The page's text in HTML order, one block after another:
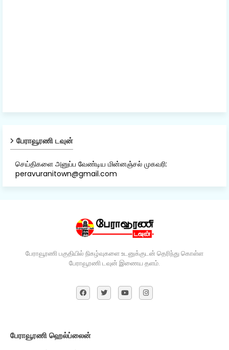
பேராவூரணி டவுன்
செய்திகளை அனுப்ப வேண்டிய மின்னஞ்சல் முகவரி:
peravuranitown@gmail.com
பேராவூரணி பகுதியில் நிகழ்வுகளை உடனுக்குடன் தெரிந்து கொள்ள
பேராவூரணி டவுன் இணைய தளம்.
பேராவூரணி ஹெல்ப்லைன்